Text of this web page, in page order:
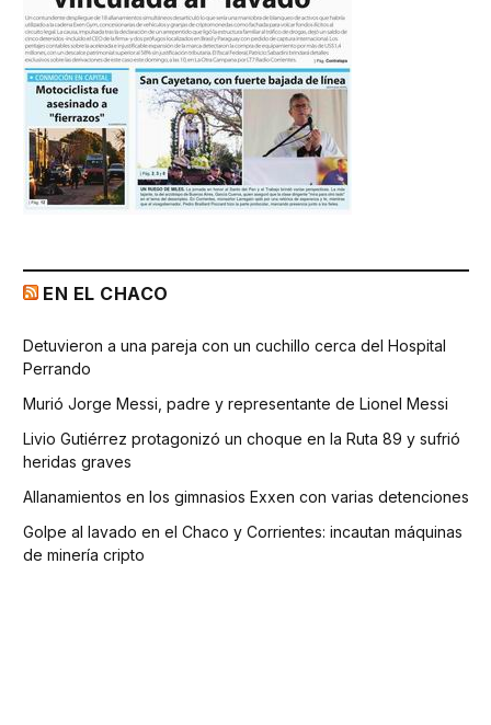
EN EL CHACO
Detuvieron a una pareja con un cuchillo cerca del Hospital
Perrando
Murió Jorge Messi, padre y representante de Lionel Messi
Livio Gutiérrez protagonizó un choque en la Ruta 89 y sufrió
heridas graves
Allanamientos en los gimnasios Exxen con varias detenciones
Golpe al lavado en el Chaco y Corrientes: incautan máquinas
de minería cripto